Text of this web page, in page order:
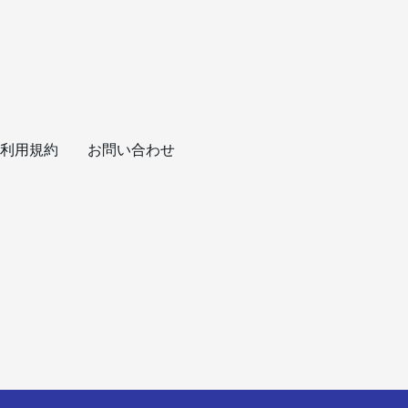
利用規約 お問い合わせ